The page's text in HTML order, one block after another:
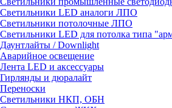
Светильники LED аналоги ЛПО
Светильники потолочные ЛПО
Светильники LED для потолка типа
Даунтлайты / Downlight
Аварийное освещение
Лента LED и аксессуары
Гирлянды и дюралайт
Переноски
Светильники НКП, ОБН